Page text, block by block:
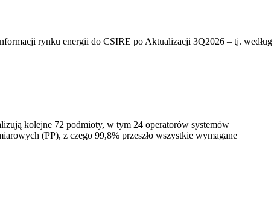
rynku energii do CSIRE po Aktualizacji 3Q2026 – tj. według
kolejne 72 podmioty, w tym 24 operatorów systemów
(PP), z czego 99,8% przeszło wszystkie wymagane